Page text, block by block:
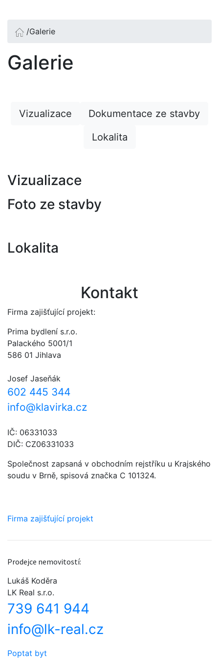
/Galerie
Galerie
Vizualizace
Dokumentace ze stavby
Lokalita
Vizualizace
Foto ze stavby
Lokalita
Kontakt
Firma zajišťující projekt:
Prima bydlení s.r.o.
Palackého 5001/1
586 01 Jihlava
Josef Jaseňák
602 445 344
info@klavirka.cz
IČ: 06331033
DIČ: CZ06331033
Společnost zapsaná v obchodním rejstříku u Krajského
soudu v Brně, spisová značka C 101324.
Firma zajišťující projekt
Prodejce nemovitostí:
Lukáš Koděra
LK Real s.r.o.
739 641 944
info@lk-real.cz
Poptat byt